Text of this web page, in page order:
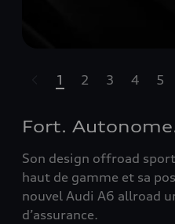
le carrousel
1 2 3 4 5
Fort.
Son design offroad
haut de gamme et sa
nouvel Audi A6 allroad
d’assurance.